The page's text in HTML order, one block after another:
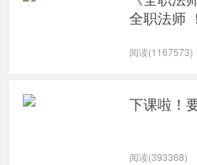
全职法师 ！
阅读(1167573)
下课啦！
阅读(393368)